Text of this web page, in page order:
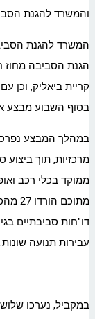
והמשרד להגנת
המשרד להגנת
הגנת הסביבה מחוז
קריית ביאליק, וכן
בסוף השבוע מבצע
במהלך המבצע
מרכזיות, תוך
עבירות תנועה שונות.
במקביל, נערכו